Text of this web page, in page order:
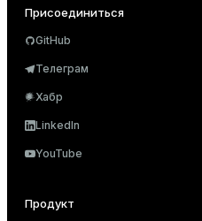
Присоединиться
GitHub
Телеграм
Хабр
LinkedIn
YouTube
Продукт